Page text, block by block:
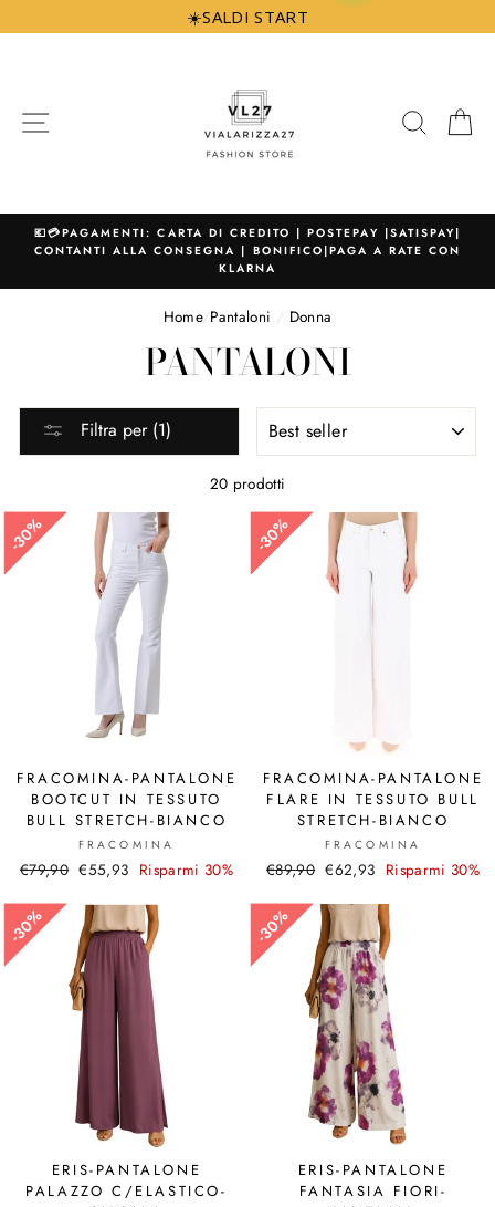
direttamente
☀️SALDI START
💶💳PAGAMENTI: CARTA DI CREDITO | POSTEPAY |SATISPAY|
CONTANTI ALLA CONSEGNA | BONIFICO|PAGA A RATE CON
KLARNA
Home/Pantaloni / Donna
PANTALONI
Filtra per (1)
PER
20 prodotti
30%
30%
FRACOMINA-PANTALONE
BOOTCUT IN TESSUTO
BULL STRETCH-BIANCO
FRACOMINA
Prezzo
listino
€79,90 Prezzo
€55,93 Risparmi 30%
30%
30%
FRACOMINA-PANTALONE
FLARE IN TESSUTO BULL
STRETCH-BIANCO
FRACOMINA
Prezzo
listino
€89,90 Prezzo
€62,93 Risparmi 30%
30%
30%
ERIS-PANTALONE
PALAZZO C/ELASTICO-
30%
30%
ERIS-PANTALONE
FANTASIA FIORI-